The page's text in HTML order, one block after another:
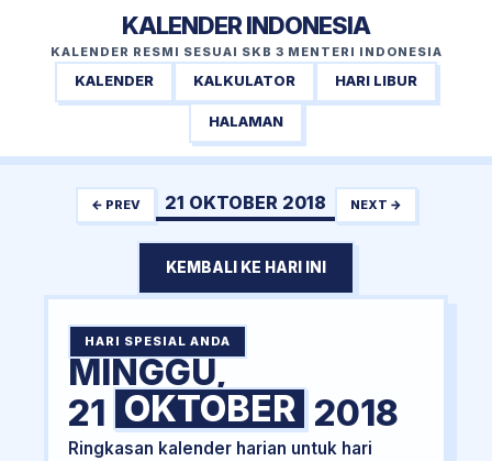
KALENDER INDONESIA
KALENDER RESMI SESUAI SKB 3 MENTERI INDONESIA
KALENDER KALKULATOR HARI LIBUR
HALAMAN
← PREV 21 OKTOBER 2018 NEXT →
KEMBALI KE HARI INI
HARI SPESIAL ANDA
MINGGU,
21 OKTOBER 2018
Ringkasan kalender harian untuk hari